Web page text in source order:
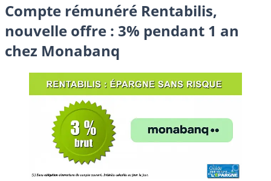
Compte rémunéré Rentabilis,
nouvelle offre : 3% pendant 1 an
chez Monabanq